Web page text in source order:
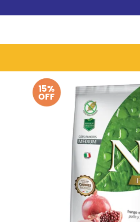
15%
OFF